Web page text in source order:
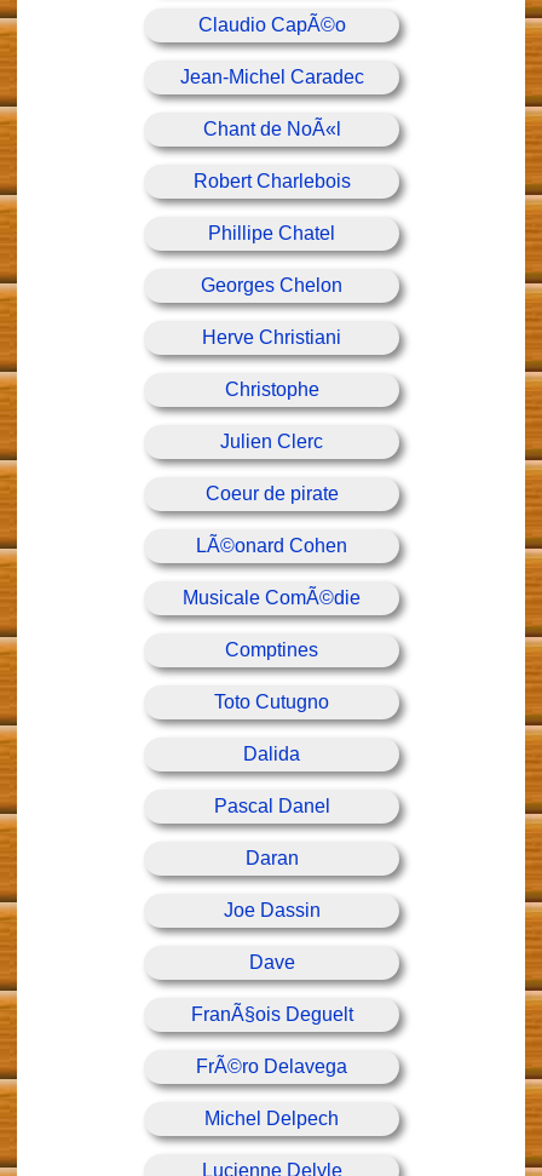
Claudio CapÃ©o
Jean-Michel Caradec
Chant de NoÃ«l
Robert Charlebois
Phillipe Chatel
Georges Chelon
Herve Christiani
Christophe
Julien Clerc
Coeur de pirate
LÃ©onard Cohen
Musicale ComÃ©die
Comptines
Toto Cutugno
Dalida
Pascal Danel
Daran
Joe Dassin
Dave
FranÃ§ois Deguelt
FrÃ©ro Delavega
Michel Delpech
Lucienne Delyle